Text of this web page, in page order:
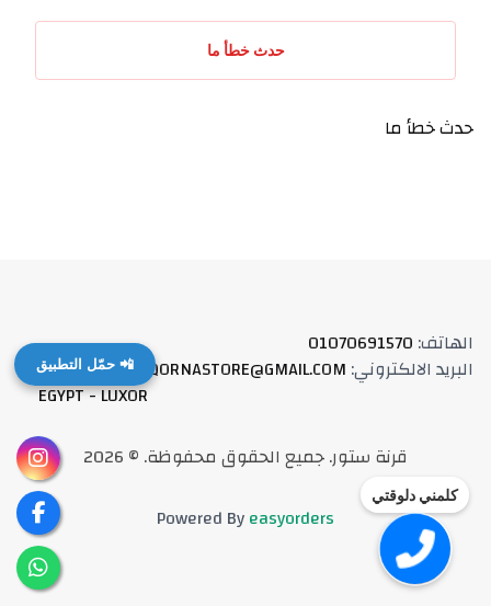
كلمني دلوقتي
📲 حمّل التطبيق
حدث خطأ ما
حدث خطأ ما
الهاتف:
01070691570
البريد الالكتروني:
QORNASTORE@GMAIL.COM العنوان:
EGYPT - LUXOR
قرنة ستور.جميع الحقوق محفوظة. ©
2026
Powered Byeasyorders